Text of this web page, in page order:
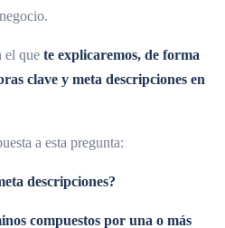
el que te explicaremos, de forma
clave y meta descripciones en
a esta pregunta:
descripciones?
compuestos por una o más